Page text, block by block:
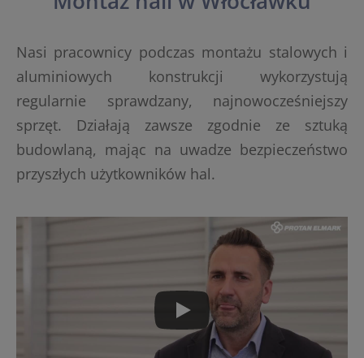
Nasi pracownicy podczas montażu stalowych i
aluminiowych konstrukcji wykorzystują
regularnie sprawdzany, najnowocześniejszy
sprzęt. Działają zawsze zgodnie ze sztuką
budowlaną, mając na uwadze bezpieczeństwo
przyszłych użytkowników hal.